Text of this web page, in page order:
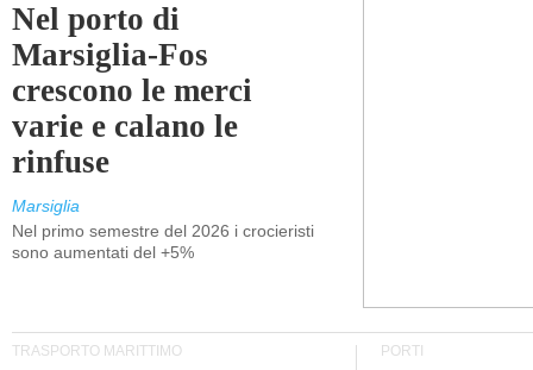
Nel porto di
Marsiglia-Fos
crescono le merci
varie e calano le
rinfuse
Marsiglia
Nel primo semestre del 2026 i crocieristi
sono aumentati del +5%
TRASPORTO MARITTIMO PORTI